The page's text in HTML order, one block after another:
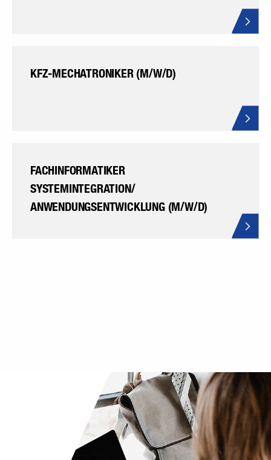
KFZ-MECHATRONIKER (M/W/D)
FACHINFORMATIKER
SYSTEMINTEGRATION/
ANWENDUNGSENTWICKLUNG (M/W/D)